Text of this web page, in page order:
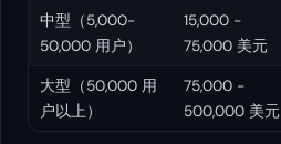
中型（5,000-
50,000 用户）
15,000 -
75,000 美元
大型（50,000 用
户以上）
75,000 -
500,000 美元